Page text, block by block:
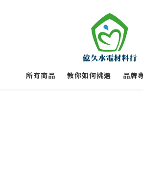
所有商品 教你如何挑選 品牌